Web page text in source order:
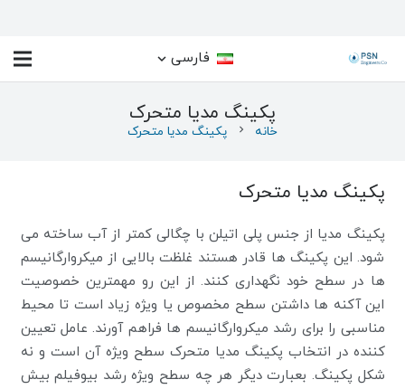
فارسی
پکینگ مدیا متحرک
خانه chevron_right پکینگ مدیا متحرک
پکینگ مدیا متحرک
پکینگ مدیا از جنس پلی اتیلن با چگالی کمتر از آب ساخته می
شود. این پکینگ ها قادر هستند غلظت بالایی از میکروارگانیسم
ها در سطح خود نگهداری کنند. از این رو مهمترین خصوصیت
این آکنه ها داشتن سطح مخصوص یا ویژه زیاد است تا محیط
مناسبی را برای رشد میکروارگانیسم ها فراهم آورند. عامل تعیین
کننده در انتخاب پکینگ مدیا متحرک سطح ویژه آن است و نه
شکل پکینگ. بعبارت دیگر هر چه سطح ویژه رشد بیوفیلم بیش